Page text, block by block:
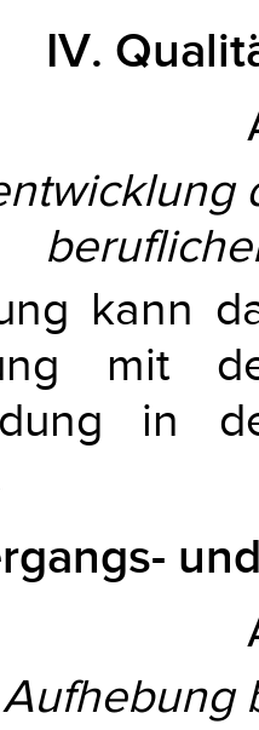
IV.
kann
mit
in
Aufhebung